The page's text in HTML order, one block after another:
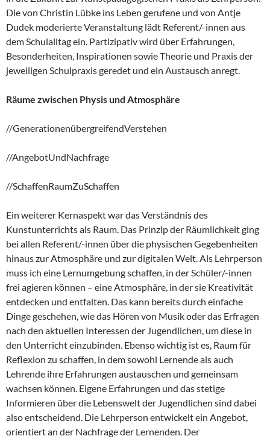
Die von Christin Lübke ins Leben gerufene und von Antje
Dudek moderierte Veranstaltung lädt Referent/-innen aus
dem Schulalltag ein. Partizipativ wird über Erfahrungen,
Besonderheiten, Inspirationen sowie Theorie und Praxis der
jeweiligen Schulpraxis geredet und ein Austausch anregt.
Räume zwischen Physis und Atmosphäre
//GenerationenübergreifendVerstehen
//AngebotUndNachfrage
//SchaffenRaumZuSchaffen
Ein weiterer Kernaspekt war das Verständnis des
Kunstunterrichts als Raum. Das Prinzip der Räumlichkeit ging
bei allen Referent/-innen über die physischen Gegebenheiten
hinaus zur Atmosphäre und zur digitalen Welt. Als Lehrperson
muss ich eine Lernumgebung schaffen, in der Schüler/-innen
frei agieren können – eine Atmosphäre, in der sie Kreativität
entdecken und entfalten. Das kann bereits durch einfache
Dinge geschehen, wie das Hören von Musik oder das Erfragen
nach den aktuellen Interessen der Jugendlichen, um diese in
den Unterricht einzubinden. Ebenso wichtig ist es, Raum für
Reflexion zu schaffen, in dem sowohl Lernende als auch
Lehrende ihre Erfahrungen austauschen und gemeinsam
wachsen können. Eigene Erfahrungen und das stetige
Informieren über die Lebenswelt der Jugendlichen sind dabei
also entscheidend. Die Lehrperson entwickelt ein Angebot,
orientiert an der Nachfrage der Lernenden. Der